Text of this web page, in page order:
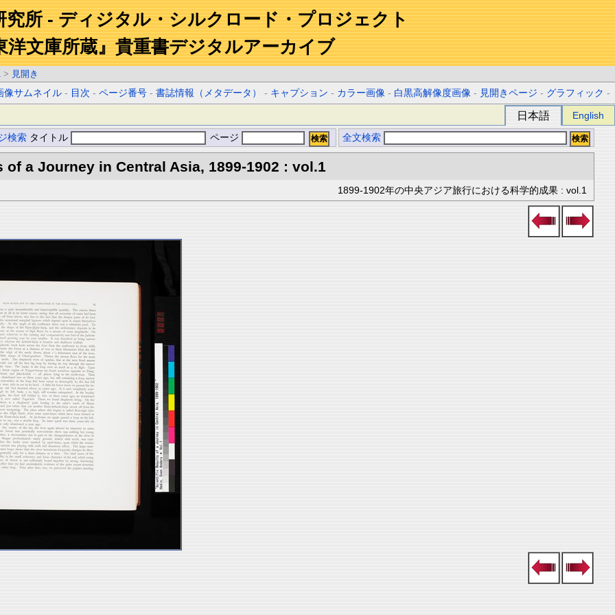
究所 - ディジタル・シルクロード・プロジェクト
洋文庫所蔵』貴重書デジタルアーカイブ
> 見開き
像サムネイル - 目次 -ページ番号 -書誌情報（メタデータ） - キャプション - カラー画像 - 白黒高解像度画像 - 見開きページ - グラフィック -
日本語 English
検索 タイトル ページ 全文検索
a Journey in Central Asia, 1899-1902 : vol.1
1899-1902年の中央アジア旅行における科学的成果 : vol.1